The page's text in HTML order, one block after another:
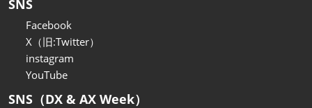
SNS
Facebook
X（旧:Twitter）
instagram
YouTube
SNS（DX & AX Week）